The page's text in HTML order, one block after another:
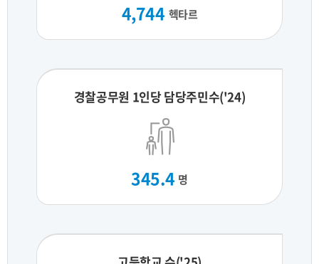
4,744 헥타르
경찰공무원 1인당 담당주민수('24)
345.4 명